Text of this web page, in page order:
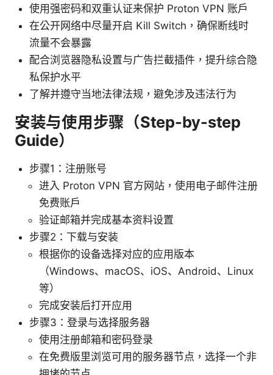
使用强密码和双重认证来保护 Proton VPN 账户
在公开网络中尽量开启 Kill Switch，确保断线时
流量不会暴露
配合浏览器隐私设置与广告拦截插件，提升综合隐
私保护水平
了解并遵守当地法律法规，避免涉及违法行为
安装与使用步骤（Step-by-step
Guide）
步骤1：注册账号
进入 Proton VPN 官方网站，使用电子邮件注册
免费账户
验证邮箱并完成基本资料设置
步骤2：下载与安装
根据你的设备选择对应的应用版本
（Windows、macOS、iOS、Android、Linux
等）
完成安装后打开应用
步骤3：登录与选择服务器
使用注册邮箱和密码登录
在免费版里浏览可用的服务器节点，选择一个非